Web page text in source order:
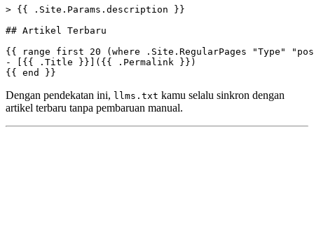
{{ end }}
Dengan pendekatan ini, llms.txt kamu selalu sinkron dengan
artikel terbaru tanpa pembaruan manual.